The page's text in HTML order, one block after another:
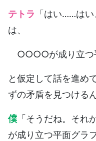
テトラ 「はい……は
は、
○○○○が成り立つ
と仮定して話を進め
ずの矛盾を見つける
僕 「そうだね。そ
が成り立つ平面グラ